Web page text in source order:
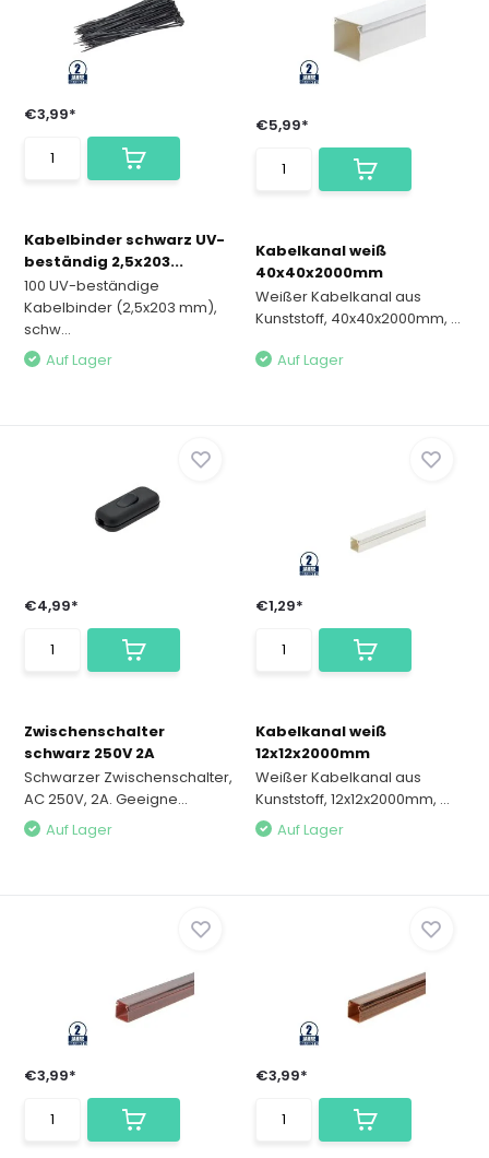
€3,99*
Kabelbinder schwarz UV-
beständig 2,5x203...
100 UV-beständige
Kabelbinder (2,5x203 mm),
schw...
Auf Lager
€5,99*
Kabelkanal weiß
40x40x2000mm
Weißer Kabelkanal aus
Kunststoff, 40x40x2000mm, ...
Auf Lager
€4,99*
Zwischenschalter
schwarz 250V 2A
Schwarzer Zwischenschalter,
AC 250V, 2A. Geeigne...
Auf Lager
€1,29*
Kabelkanal weiß
12x12x2000mm
Weißer Kabelkanal aus
Kunststoff, 12x12x2000mm, ...
Auf Lager
€3,99* €3,99*